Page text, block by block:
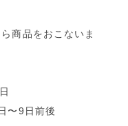
商品をおこないま
〜9日前後